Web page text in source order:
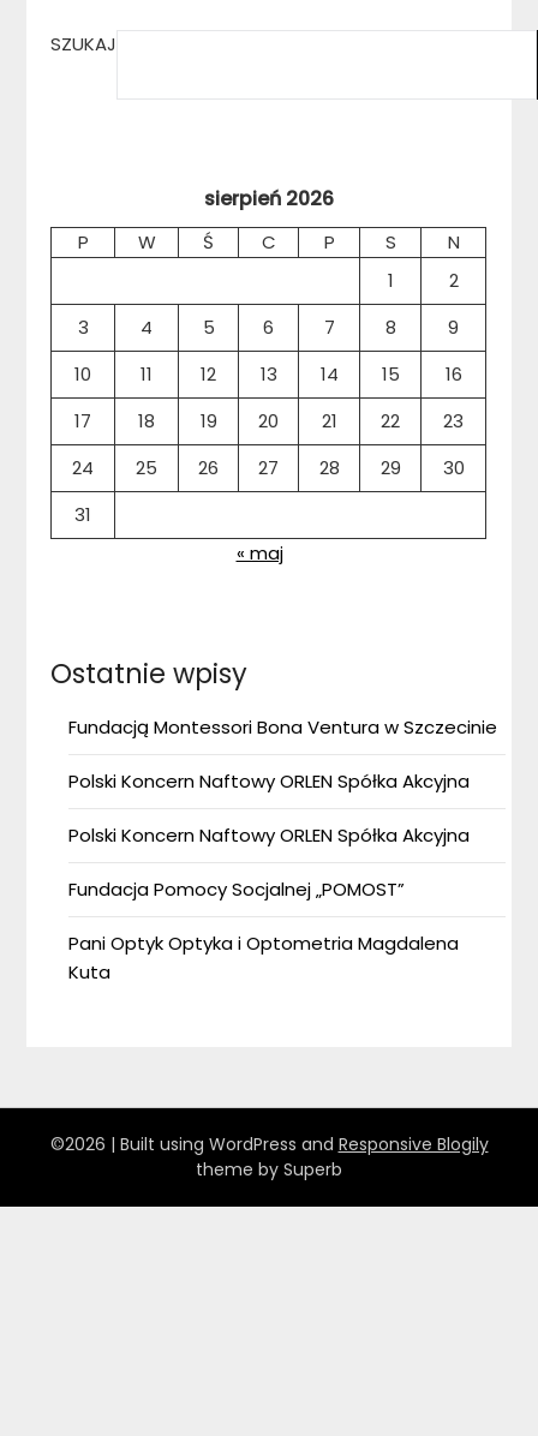
SZUKAJ
sierpień 2026
P W Ś C P S
N
1
2
3
4 5 6 7 8
9
10
11 12 13 14 15
16
17
18 19 20 21 22
23
24
25 26 27 28 29
30
31
« maj
Ostatnie wpisy
Fundacją Montessori Bona Ventura w Szczecinie
Polski Koncern Naftowy ORLEN Spółka Akcyjna
Polski Koncern Naftowy ORLEN Spółka Akcyjna
Fundacja Pomocy Socjalnej „POMOST”
Pani Optyk Optyka i Optometria Magdalena
Kuta
©2026 | Built using WordPress and Responsive Blogily
theme by Superb